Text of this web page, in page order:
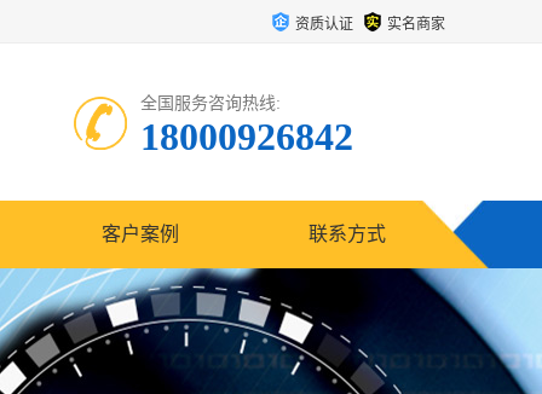
资质认证 实名商家
全国服务咨询热线:
18000926842
客户案例 联系方式